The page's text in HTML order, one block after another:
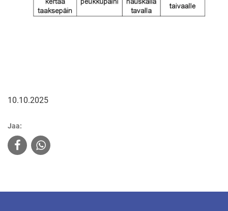
10.10.2025
Jaa: